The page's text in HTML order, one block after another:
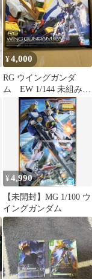
¥4,000
RG ウイングガンダ
ム EW 1/144 未組み立
¥4,990
【未開封】MG 1/100 ウ
イングガンダム